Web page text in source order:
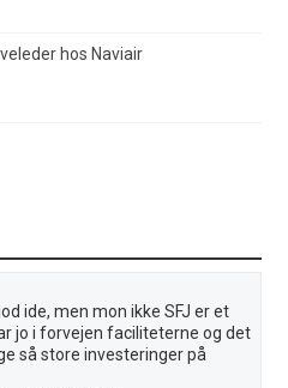
hos Naviair
ide, men mon ikke SFJ er et
jo i forvejen faciliteterne og det
så store investeringer på